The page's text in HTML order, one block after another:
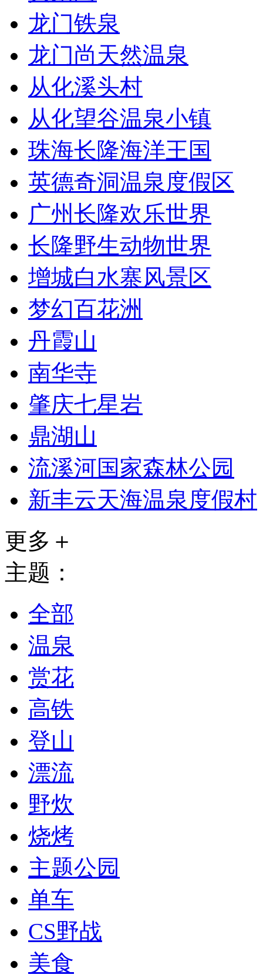
龙门铁泉
龙门尚天然温泉
从化溪头村
从化望谷温泉小镇
珠海长隆海洋王国
英德奇洞温泉度假区
广州长隆欢乐世界
长隆野生动物世界
增城白水寨风景区
梦幻百花洲
丹霞山
南华寺
肇庆七星岩
鼎湖山
流溪河国家森林公园
新丰云天海温泉度假村
更多＋
主题：
全部
温泉
赏花
高铁
登山
漂流
野炊
烧烤
主题公园
单车
CS野战
美食